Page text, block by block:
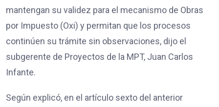
mantengan su validez para el mecanismo de Obras
por Impuesto (Oxi) y permitan que los procesos
continúen su trámite sin observaciones, dijo el
subgerente de Proyectos de la MPT, Juan Carlos
Infante.
Según explicó, en el artículo sexto del anterior